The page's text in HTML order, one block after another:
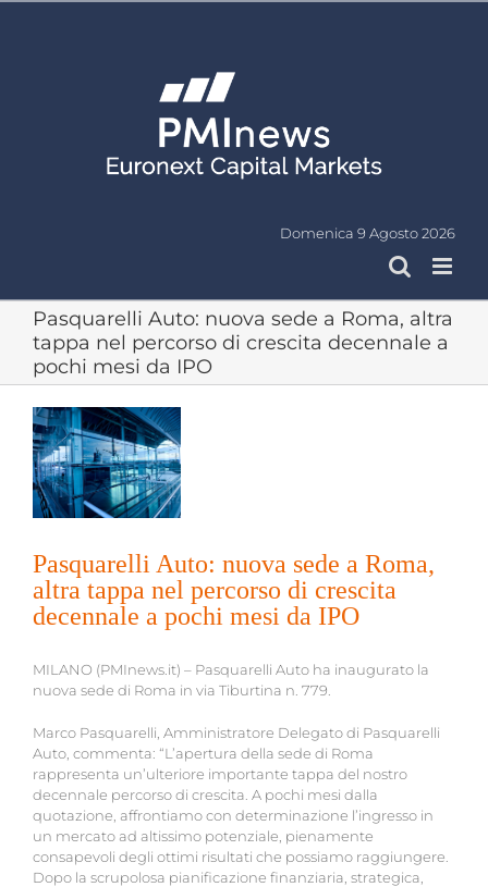
Domenica 9 Agosto 2026
Pasquarelli Auto: nuova sede a Roma, altra
tappa nel percorso di crescita decennale a
pochi mesi da IPO
Ingrandisci
immagine
Pasquarelli Auto: nuova sede a Roma,
altra tappa nel percorso di crescita
decennale a pochi mesi da IPO
MILANO (PMInews.it) – Pasquarelli Auto ha inaugurato la
nuova sede di Roma in via Tiburtina n. 779.
Marco Pasquarelli, Amministratore Delegato di Pasquarelli
Auto, commenta: “L’apertura della sede di Roma
rappresenta un’ulteriore importante tappa del nostro
decennale percorso di crescita. A pochi mesi dalla
quotazione, affrontiamo con determinazione l’ingresso in
un mercato ad altissimo potenziale, pienamente
consapevoli degli ottimi risultati che possiamo raggiungere.
Dopo la scrupolosa pianificazione finanziaria, strategica,